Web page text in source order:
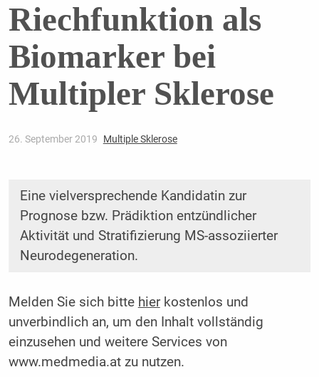
Riechfunktion als
Biomarker bei
Multipler Sklerose
26. September 2019 Multiple Sklerose
Eine vielversprechende Kandidatin zur
Prognose bzw. Prädiktion entzündlicher
Aktivität und Stratifizierung MS-assoziierter
Neurodegeneration.
Melden Sie sich bitte hierkostenlos und
unverbindlich an, um den Inhalt vollständig
einzusehen und weitere Services von
www.medmedia.at zu nutzen.